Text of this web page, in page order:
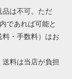
品は不可。ただ
であれば可能と
・手数料）はお
料は当店が負担